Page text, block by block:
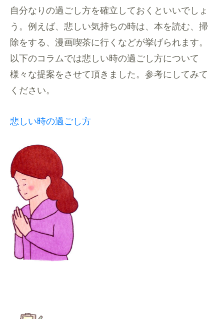
自分なりの過ごし方を確立しておくといいでしょ
う。例えば、悲しい気持ちの時は、本を読む、掃
除をする、漫画喫茶に行くなどが挙げられます。
以下のコラムでは悲しい時の過ごし方について
様々な提案をさせて頂きました。参考にしてみて
ください。
悲しい時の過ごし方